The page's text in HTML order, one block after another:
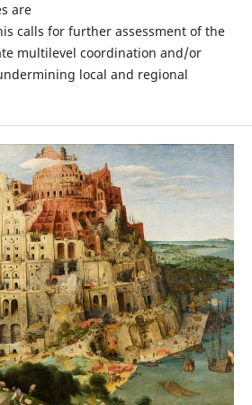
are
calls for further assessment of the
multilevel coordination and/or
local and regional